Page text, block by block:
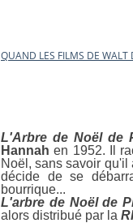
QUAND LES FILMS DE WALT
L'Arbre de Noël de
Hannah en 1952. Il
Noël, sans savoir
décide de se
bourrique...
L'arbre de Noël de
alors distribué par la